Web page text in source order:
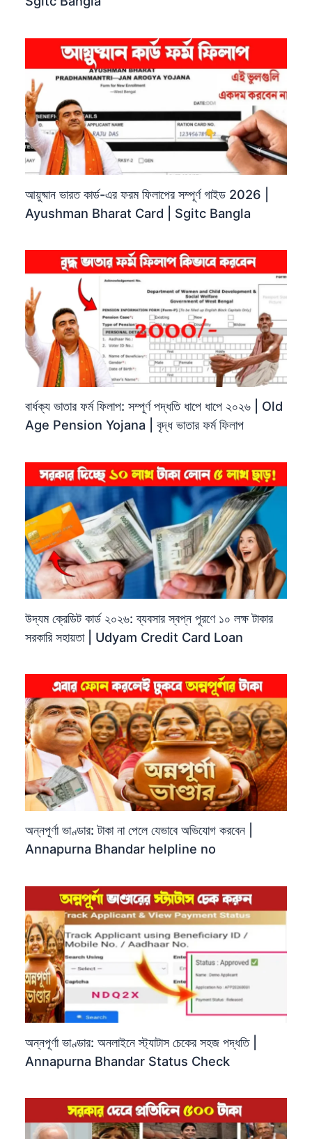
আয়ুষ্মান ভারত কার্ড-এর ফরম ফিলাপের সম্পূর্ণ গাইড 2026 |
Ayushman Bharat Card | Sgitc Bangla
বার্ধক্য ভাতার ফর্ম ফিলাপ: সম্পূর্ণ পদ্ধতি ধাপে ধাপে ২০২৬ | Old
Age Pension Yojana | বৃদ্ধ ভাতার ফর্ম ফিলাপ
উদ্যম ক্রেডিট কার্ড ২০২৬: ব্যবসার স্বপ্ন পূরণে ১০ লক্ষ টাকার
সরকারি সহায়তা | Udyam Credit Card Loan
অন্নপূর্ণা ভাণ্ডার: টাকা না পেলে যেভাবে অভিযোগ করবেন |
Annapurna Bhandar helpline no
অন্নপূর্ণা ভাণ্ডার: অনলাইনে স্ট্যাটাস চেকের সহজ পদ্ধতি |
Annapurna Bhandar Status Check